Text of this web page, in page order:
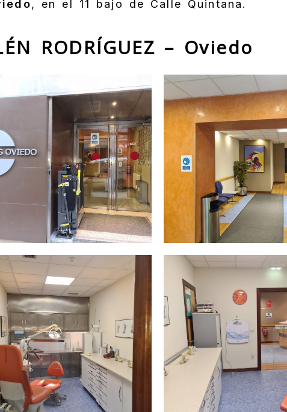
, en el 11 bajo de Calle Quintana.
RODRÍGUEZ – Oviedo
Ampliar
Interior